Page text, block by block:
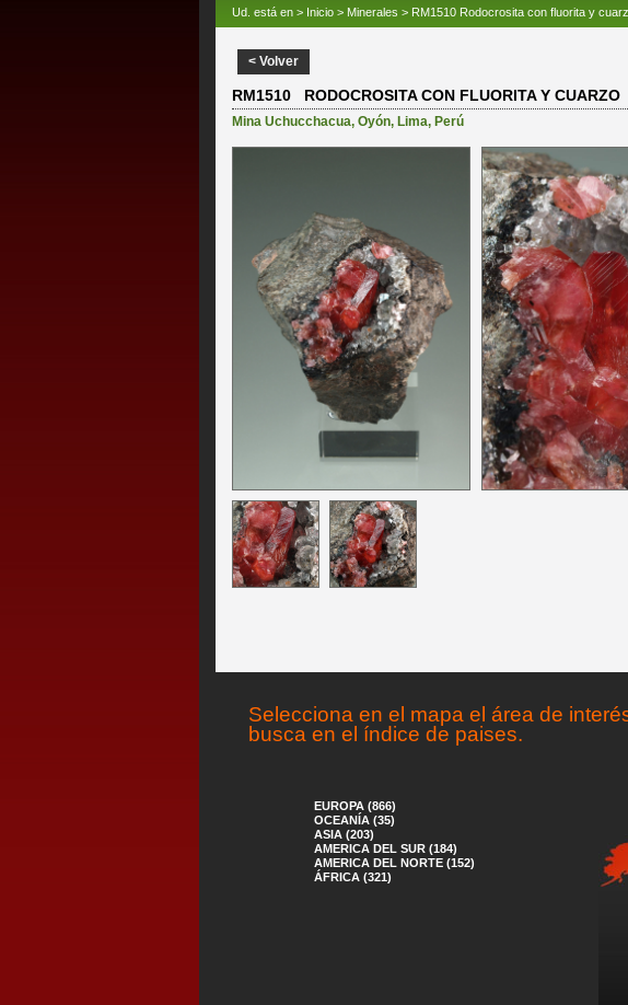
Ud. está en > Inicio > Minerales > RM1510 Rodocrosita con fluorita y
< Volver
RM1510 RODOCROSITA CON FLUORITA Y CUARZO
Mina Uchucchacua, Oyón, Lima, Perú
Selecciona en el mapa el área de
busca en el índice de paises.
EUROPA (866)
OCEANÍA (35)
ASIA (203)
AMERICA DEL SUR (184)
AMERICA DEL NORTE (152)
ÁFRICA (321)